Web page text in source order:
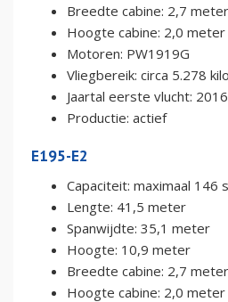
Breedte cabine: 2,7 meter
Hoogte cabine: 2,0 meter
Motoren: PW1919G
Vliegbereik: circa 5.278
Jaartal eerste vlucht: 2016
Productie: actief
E195-E2
Capaciteit: maximaal 146
Lengte: 41,5 meter
Spanwijdte: 35,1 meter
Hoogte: 10,9 meter
Breedte cabine: 2,7 meter
Hoogte cabine: 2,0 meter